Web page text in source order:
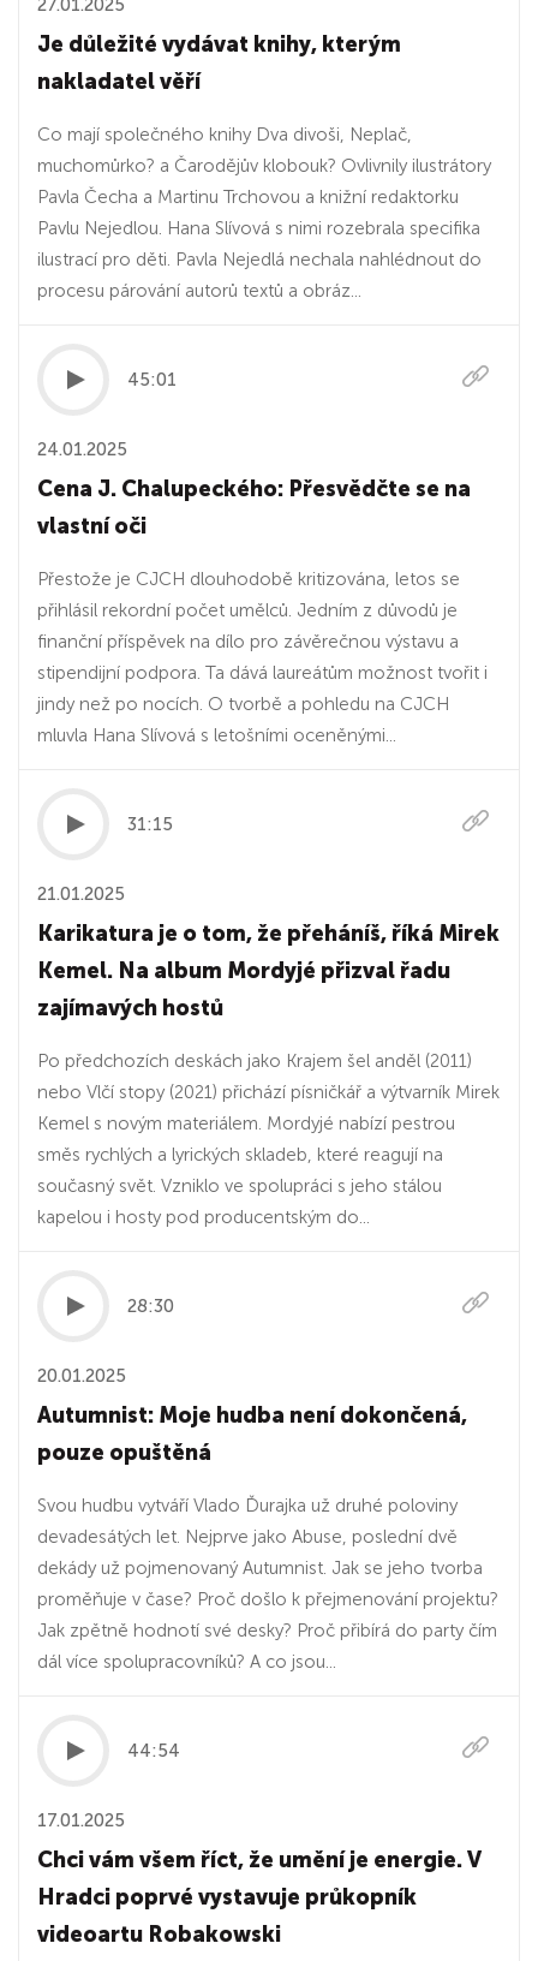
27.01.2025
Je důležité vydávat knihy, kterým
nakladatel věří
Co mají společného knihy Dva divoši, Neplač,
muchomůrko? a Čarodějův klobouk? Ovlivnily ilustrátory
Pavla Čecha a Martinu Trchovou a knižní redaktorku
Pavlu Nejedlou. Hana Slívová s nimi rozebrala specifika
ilustrací pro děti. Pavla Nejedlá nechala nahlédnout do
procesu párování autorů textů a obráz...
45:01
24.01.2025
Cena J. Chalupeckého: Přesvědčte se na
vlastní oči
Přestože je CJCH dlouhodobě kritizována, letos se
přihlásil rekordní počet umělců. Jedním z důvodů je
finanční příspěvek na dílo pro závěrečnou výstavu a
stipendijní podpora. Ta dává laureátům možnost tvořit i
jindy než po nocích. O tvorbě a pohledu na CJCH
mluvla Hana Slívová s letošními oceněnými...
31:15
21.01.2025
Karikatura je o tom, že přeháníš, říká Mirek
Kemel. Na album Mordyjé přizval řadu
zajímavých hostů
Po předchozích deskách jako Krajem šel anděl (2011)
nebo Vlčí stopy (2021) přichází písničkář a výtvarník Mirek
Kemel s novým materiálem. Mordyjé nabízí pestrou
směs rychlých a lyrických skladeb, které reagují na
současný svět. Vzniklo ve spolupráci s jeho stálou
kapelou i hosty pod producentským do...
28:30
20.01.2025
Autumnist: Moje hudba není dokončená,
pouze opuštěná
Svou hudbu vytváří Vlado Ďurajka už druhé poloviny
devadesátých let. Nejprve jako Abuse, poslední dvě
dekády už pojmenovaný Autumnist. Jak se jeho tvorba
proměňuje v čase? Proč došlo k přejmenování projektu?
Jak zpětně hodnotí své desky? Proč přibírá do party čím
dál více spolupracovníků? A co jsou...
44:54
17.01.2025
Chci vám všem říct, že umění je energie. V
Hradci poprvé vystavuje průkopník
videoartu Robakowski